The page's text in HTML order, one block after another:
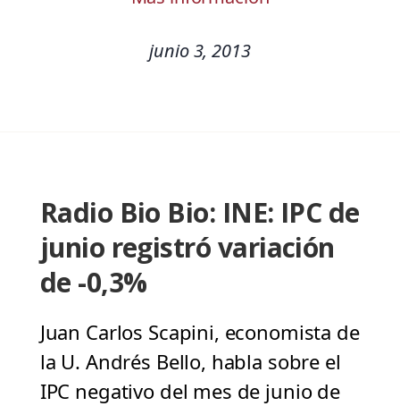
junio 3, 2013
Radio Bio Bio: INE: IPC de
junio registró variación
de -0,3%
Juan Carlos Scapini, economista de
la U. Andrés Bello, habla sobre el
IPC negativo del mes de junio de